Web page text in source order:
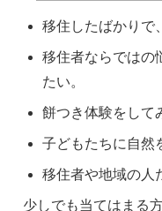
移住したばかりで
移住者ならではの
たい。
餅つき体験をして
子どもたちに自然
移住者や地域の人
少しでも当てはまる